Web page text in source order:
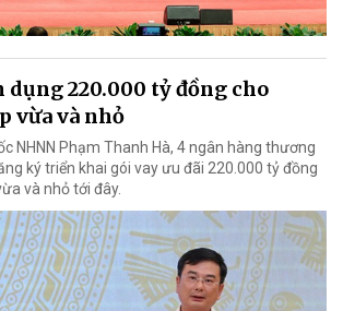
dụng 220.000 tỷ đồng cho
vừa và nhỏ
NHNN Phạm Thanh Hà, 4 ngân hàng thương
ký triển khai gói vay ưu đãi 220.000 tỷ đồng
và nhỏ tới đây.